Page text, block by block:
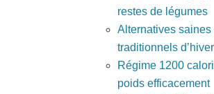
restes de légumes
Alternatives saines
traditionnels d’hiver
Régime 1200
poids efficacement